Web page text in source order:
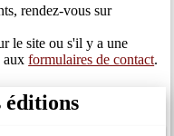
rendez-vous sur
le site ou s'il y a une
auxformulaires de contact.
éditions